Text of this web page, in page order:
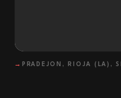
→ PRADEJON, RIOJA (LA),